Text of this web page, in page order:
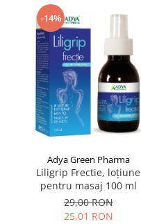
-14%
Adya Green Pharma
Liligrip Frectie, loțiune
pentru masaj 100 ml
29,00 RON
25,01 RON